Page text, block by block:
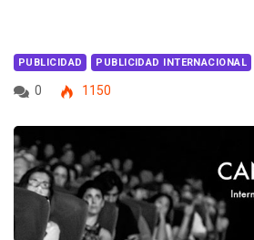
PUBLICIDAD PUBLICIDAD INTERNACIONAL
0
1150